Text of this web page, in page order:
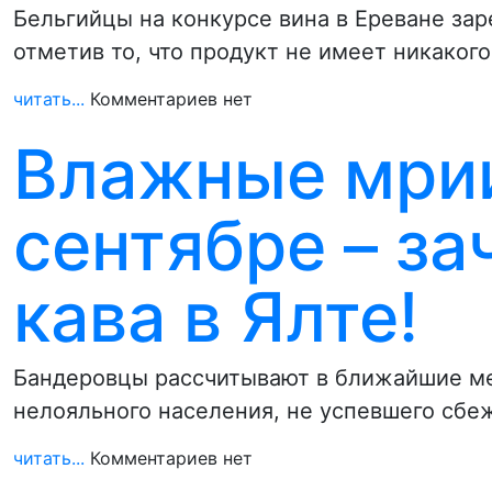
Бельгийцы на конкурсе вина в Ереване
отметив то, что продукт не имеет
читать... Комментариев нет
Влажные
сентябре –
кава в Ялте!
Бандеровцы рассчитывают в ближайшие
нелояльного населения, не успевшего
читать... Комментариев нет